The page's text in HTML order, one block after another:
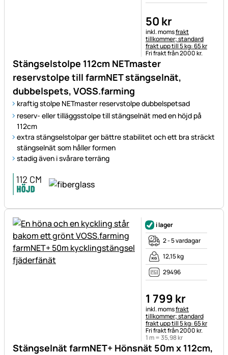
Stängselstolpe 112cm NETmaster
reservstolpe till farmNET stängselnät,
dubbelspets, VOSS.farming
kraftig stolpe NETmaster reservstolpe dubbelspetsad
reserv- eller tilläggsstolpe till stängselnät med en höjd på
112cm
extra stängselstolpar ger bättre stabilitet och ett bra sträckt
stängselnät som håller formen
stadig även i svårare terräng
50 kr
Skatteinformation:
inkl. momsfrakt
tillkommer; standard
frakt upp till 5 kg: 65 kr
Fri frakt från 2000 kr.
Stängselnät farmNET+ Hönsnät 50m x 112cm,
i lager
2 - 5 vardagar
12,15 kg
29496
1 799 kr
Skatteinformation:
inkl. momsfrakt
tillkommer; standard
frakt upp till 5 kg: 65 kr
Fri frakt från 2000 kr.
1 m =35,98kr